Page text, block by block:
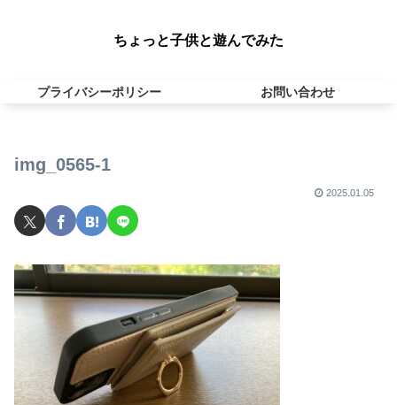
ちょっと子供と遊んでみた
プライバシーポリシー お問い合わせ
img_0565-1
2025.01.05